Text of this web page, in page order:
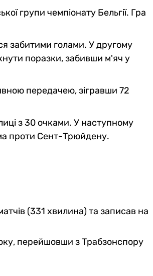
групи чемпіонату Бельгії. Гра
забитими голами. У другому
поразки, забивши м'яч у
передачею, зігравши 72
з 30 очками. У наступному
проти Сент-Трюйдену.
(331 хвилина) та записав на
перейшовши з Трабзонспору